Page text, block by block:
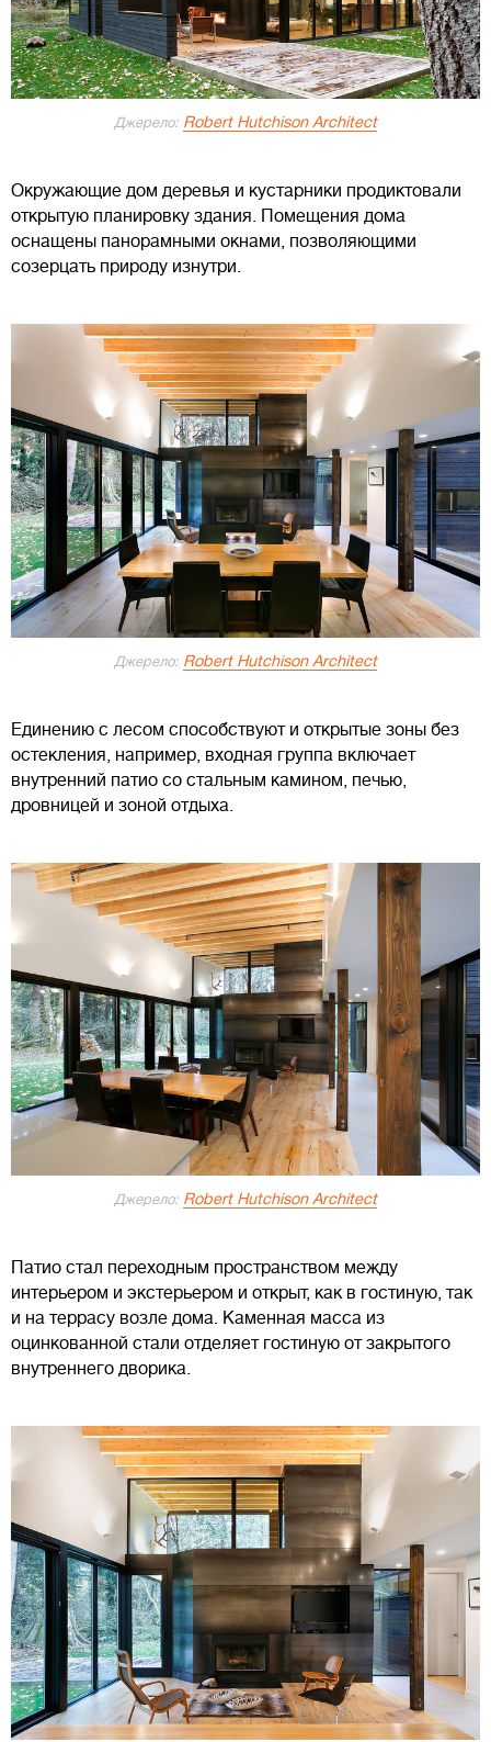
Джерело: Robert Hutchison Architect
Окружающие дом деревья и кустарники продиктовали
открытую планировку здания. Помещения дома
оснащены панорамными окнами, позволяющими
созерцать природу изнутри.
Джерело: Robert Hutchison Architect
Единению с лесом способствуют и открытые зоны без
остекления, например, входная группа включает
внутренний патио со стальным камином, печью,
дровницей и зоной отдыха.
Джерело: Robert Hutchison Architect
Патио стал переходным пространством между
интерьером и экстерьером и открыт, как в гостиную, так
и на террасу возле дома. Каменная масса из
оцинкованной стали отделяет гостиную от закрытого
внутреннего дворика.